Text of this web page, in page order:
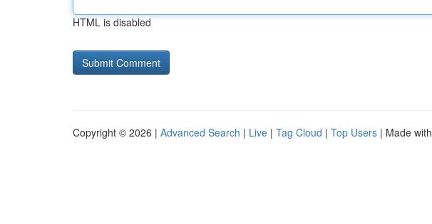
HTML is disabled
Copyright © 2026 | Advanced Search | Live | Tag Cloud | Top Users | Made with